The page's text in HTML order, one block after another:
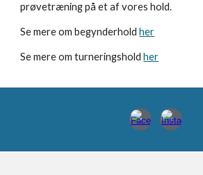
prøvetræning på et af vores hold.
Se mere om begynderholdher
Se mere om turneringsholdher